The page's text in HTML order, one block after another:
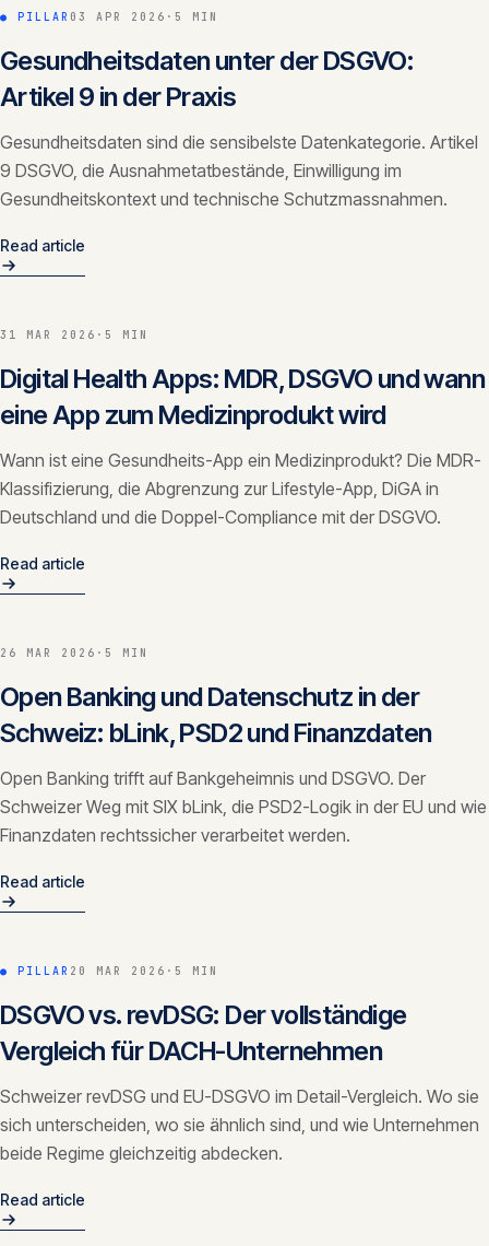
● PILLAR 03 APR 2026 · 5 MIN
Gesundheitsdaten unter der DSGVO:
Artikel 9 in der Praxis
Gesundheitsdaten sind die sensibelste Datenkategorie. Artikel
9 DSGVO, die Ausnahmetatbestände, Einwilligung im
Gesundheitskontext und technische Schutzmassnahmen.
Read article
31 MAR 2026 · 5 MIN
Digital Health Apps: MDR, DSGVO und wann
eine App zum Medizinprodukt wird
Wann ist eine Gesundheits-App ein Medizinprodukt? Die MDR-
Klassifizierung, die Abgrenzung zur Lifestyle-App, DiGA in
Deutschland und die Doppel-Compliance mit der DSGVO.
Read article
26 MAR 2026 · 5 MIN
Open Banking und Datenschutz in der
Schweiz: bLink, PSD2 und Finanzdaten
Open Banking trifft auf Bankgeheimnis und DSGVO. Der
Schweizer Weg mit SIX bLink, die PSD2-Logik in der EU und wie
Finanzdaten rechtssicher verarbeitet werden.
Read article
● PILLAR 20 MAR 2026 · 5 MIN
DSGVO vs. revDSG: Der vollständige
Vergleich für DACH-Unternehmen
Schweizer revDSG und EU-DSGVO im Detail-Vergleich. Wo sie
sich unterscheiden, wo sie ähnlich sind, und wie Unternehmen
beide Regime gleichzeitig abdecken.
Read article